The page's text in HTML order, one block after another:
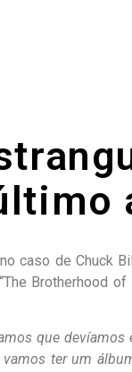
caso de Chuck
Brotherhood
que
ter um